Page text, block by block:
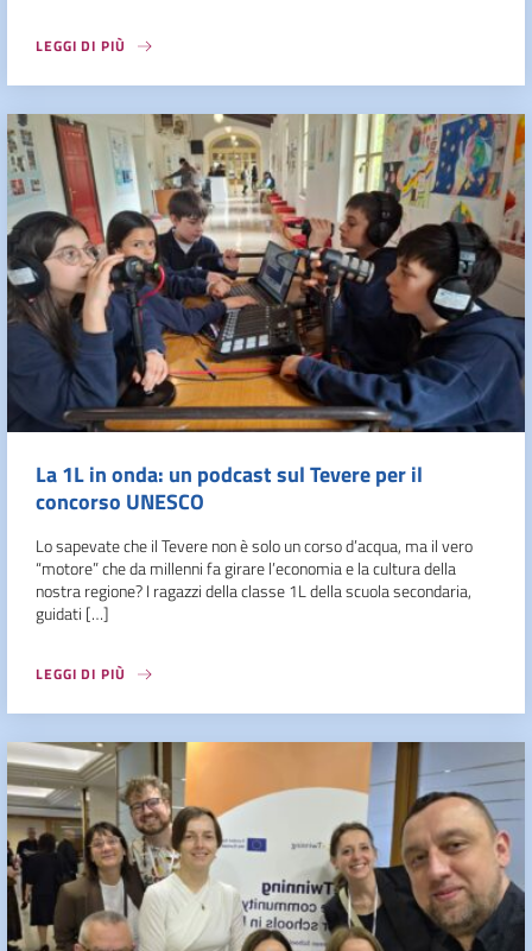
LEGGI DI PIÙ
La 1L in onda: un podcast sul Tevere per il
concorso UNESCO
Lo sapevate che il Tevere non è solo un corso d’acqua, ma il vero
“motore” che da millenni fa girare l’economia e la cultura della
nostra regione? I ragazzi della classe 1L della scuola secondaria,
guidati […]
LEGGI DI PIÙ